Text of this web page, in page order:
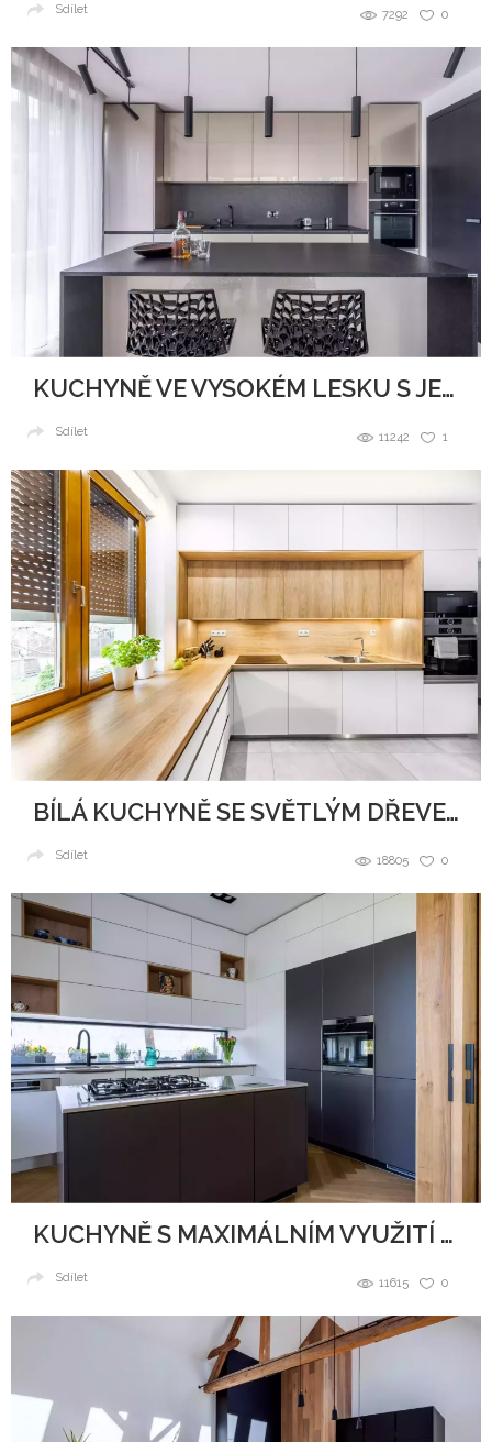
0
7292
Sdílet
KUCHYNĚ VE VYSOKÉM LESKU S JEMNÝMI TŘPYTKAMI
1
11242
Sdílet
BÍLÁ KUCHYNĚ SE SVĚTLÝM DŘEVEM
0
18805
Sdílet
KUCHYNĚ S MAXIMÁLNÍM VYUŽITÍ PROSTORU
0
11615
Sdílet